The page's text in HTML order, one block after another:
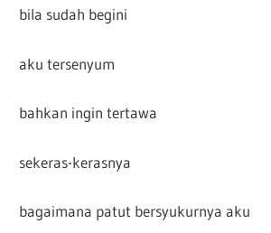
bila sudah begini
aku tersenyum
bahkan ingin tertawa
sekeras-kerasnya
bagaimana patut bersyukurnya aku